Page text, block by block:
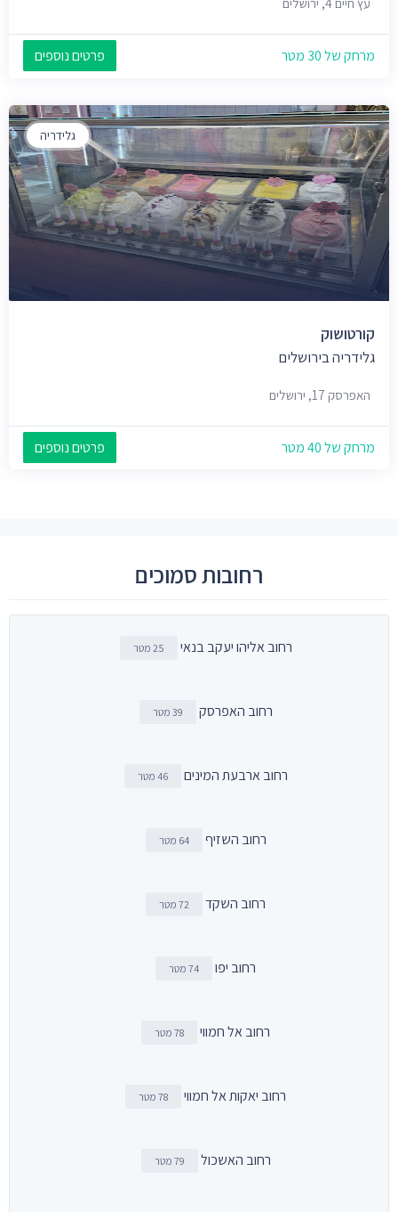
מרחק של 30 מטר פרטים נוספים
גלידריה
קורטושוק
גלידריה בירושלים
האפרסק 17, ירושלים
מרחק של 40 מטר פרטים נוספים
רחובות סמוכים
רחוב אליהו יעקב בנאי 25 מטר
רחוב האפרסק 39 מטר
רחוב ארבעת המינים 46 מטר
רחוב השזיף 64 מטר
רחוב השקד 72 מטר
רחוב יפו 74 מטר
רחוב אל חמווי 78 מטר
רחוב יאקות אל חמווי 78 מטר
רחוב האשכול 79 מטר